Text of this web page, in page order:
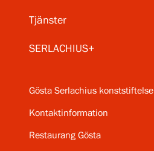
Tjänster
SERLACHIUS+
Gösta Serlachius konststiftelse
Kontaktinformation
Restaurang Gösta